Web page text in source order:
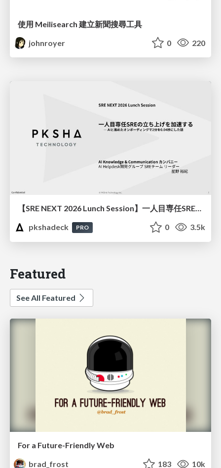
使用 Meilisearch 建立新聞搜尋工具
johnroyer
0 220
【SRE NEXT 2026 Lunch Session】一人目専任SREの立ち上げを加速する ― AIと進めたオンボーディングで2分を0.04秒にした話
pkshadeck
PRO 0 3.5k
Featured
See All Featured
For a Future-Friendly Web
brad_frost
183 10k